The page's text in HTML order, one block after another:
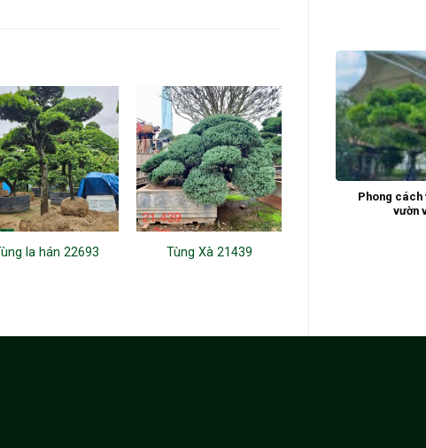
Phong cách
vườn
la hán 22693 Tùng Xà 21439